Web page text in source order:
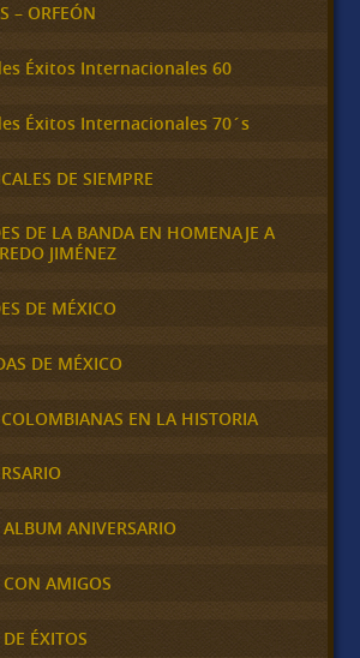
– ORFEÓN
Éxitos Internacionales 60
Éxitos Internacionales 70´s
DE SIEMPRE
DE LA BANDA EN HOMENAJE A
JIMÉNEZ
DE MÉXICO
DE MÉXICO
EN LA HISTORIA
ANIVERSARIO
AMIGOS
ÉXITOS